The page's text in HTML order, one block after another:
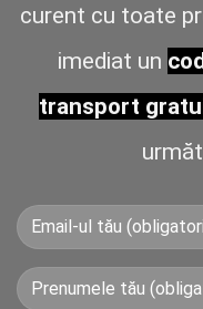
curent cu toate
imediat un
transport